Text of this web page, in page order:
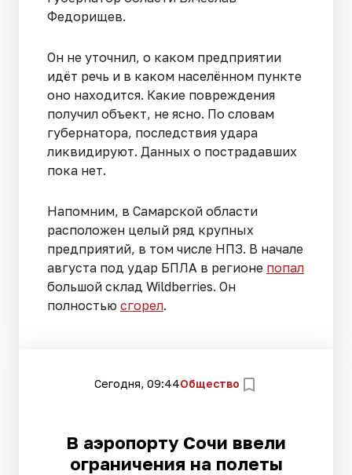
Федорищев.
Он не уточнил, о каком предприятии
идёт речь и в каком населённом пункте
оно находится. Какие повреждения
получил объект, не ясно. По словам
губернатора, последствия удара
ликвидируют. Данных о пострадавших
пока нет.
Напомним, в Самарской области
расположен целый ряд крупных
предприятий, в том числе НПЗ. В начале
августа под удар БПЛА в регионе попал
большой склад Wildberries. Он
полностью сгорел.
Сегодня, 09:44Общество
В аэропорту Сочи ввели
ограничения на полеты